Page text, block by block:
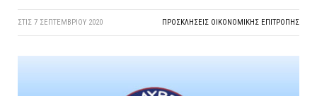
ΣΤΙΣ 7 ΣΕΠΤΕΜΒΡΊΟΥ 2020 ΠΡΟΣΚΛΉΣΕΙΣ ΟΙΚΟΝΟΜΙΚΉΣ ΕΠΙΤΡΟΠΉΣ